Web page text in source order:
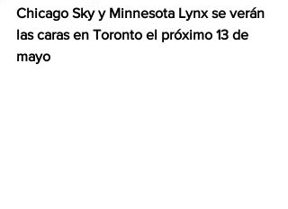
Chicago Sky y Minnesota Lynx se verán
las caras en Toronto el próximo 13 de
mayo